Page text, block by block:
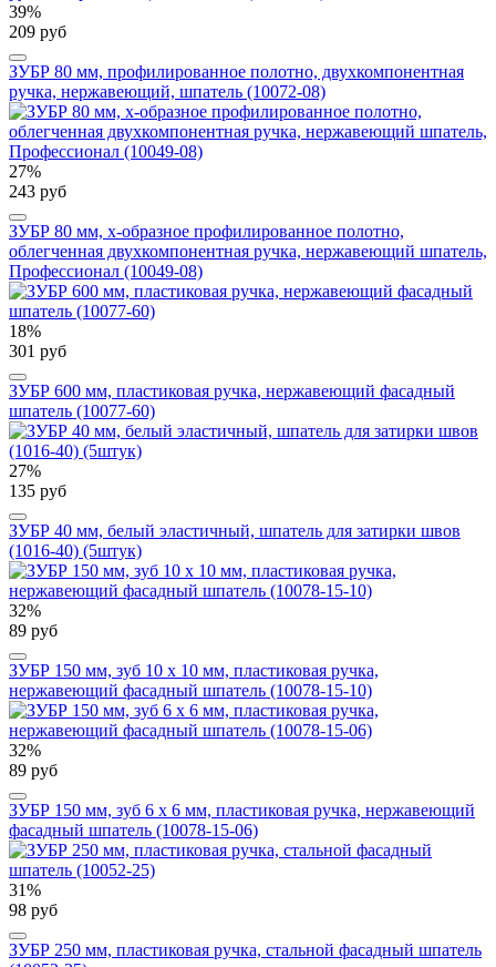
39%
209 руб
ЗУБР 80 мм, профилированное полотно, двухкомпонентная
ручка, нержавеющий, шпатель (10072-08)
27%
243 руб
ЗУБР 80 мм, х-образное профилированное полотно,
облегченная двухкомпонентная ручка, нержавеющий шпатель,
Профессионал (10049-08)
18%
301 руб
ЗУБР 600 мм, пластиковая ручка, нержавеющий фасадный
шпатель (10077-60)
27%
135 руб
ЗУБР 40 мм, белый эластичный, шпатель для затирки швов
(1016-40) (5штук)
32%
89 руб
ЗУБР 150 мм, зуб 10 х 10 мм, пластиковая ручка,
нержавеющий фасадный шпатель (10078-15-10)
32%
89 руб
ЗУБР 150 мм, зуб 6 х 6 мм, пластиковая ручка, нержавеющий
фасадный шпатель (10078-15-06)
31%
98 руб
ЗУБР 250 мм, пластиковая ручка, стальной фасадный шпатель